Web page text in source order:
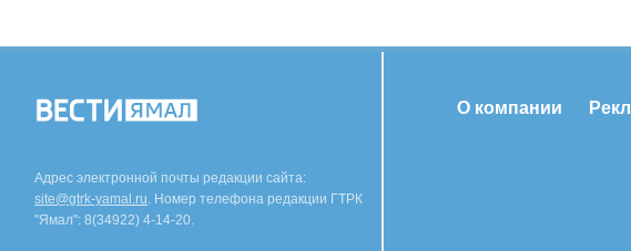
Адрес электронной почты редакции сайта:
site@gtrk-yamal.ru. Номер телефона редакции ГТРК
"Ямал": 8(34922) 4-14-20.
О компании